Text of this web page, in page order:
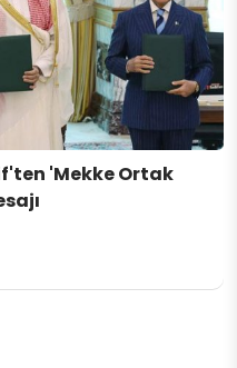
'Mekke Ortak